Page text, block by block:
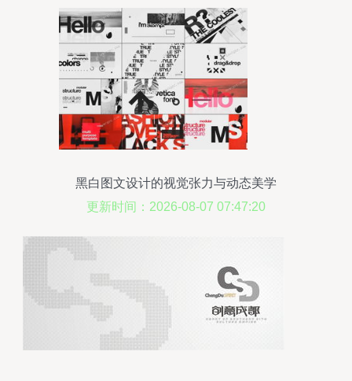
黑白图文设计的视觉张力与动态美学
更新时间：2026-08-07 07:47:20